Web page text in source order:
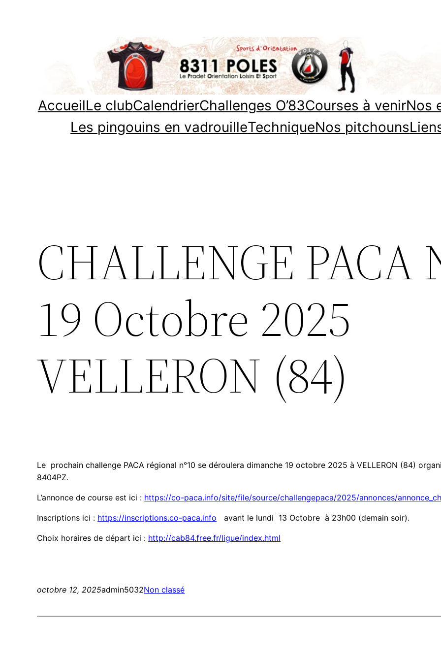
AccueilLe clubCalendrierChallenges O’83Courses à venirNos
Les pingouins en vadrouilleTechniqueNos pitchouns
CHALLENGE PACA
19 Octobre 2025
VELLERON (84)
Le prochain challenge PACA régional n°10 se déroulera dimanche 19 octobre 2025 à VELLERON (84)
8404PZ.
L’annonce de course est ici : https://co-paca.info/site/file/source/challengepaca/2025/annonces/
Inscriptions ici : https://inscriptions.co-paca.info avant le lundi 13 Octobre à 23h00 (demain soir).
Choix horaires de départ ici : http://cab84.free.fr/ligue/index.html
octobre 12, 2025admin5032Non classé